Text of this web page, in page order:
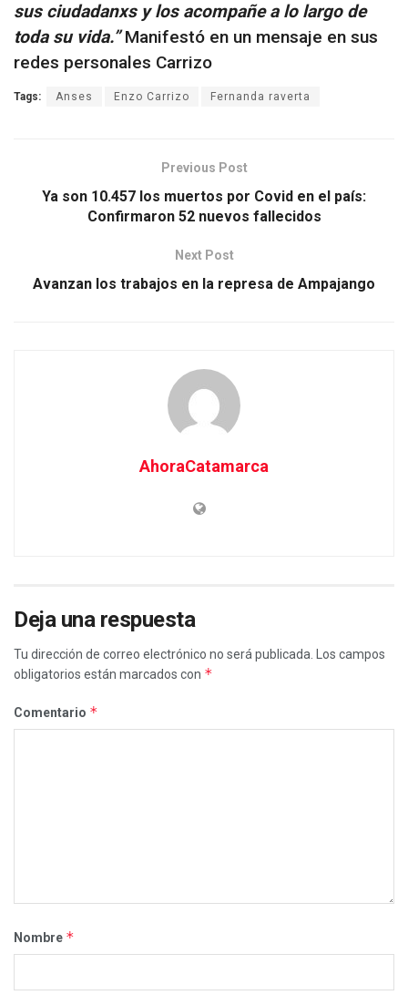
sus ciudadanxs y los acompañe a lo largo de
toda su vida.” Manifestó en un mensaje en sus
redes personales Carrizo
Tags: Anses Enzo Carrizo Fernanda raverta
Previous Post
Ya son 10.457 los muertos por Covid en el país:
Confirmaron 52 nuevos fallecidos
Next Post
Avanzan los trabajos en la represa de Ampajango
AhoraCatamarca
Deja una respuesta
Tu dirección de correo electrónico no será publicada.
Los campos
obligatorios están marcados con *
Comentario *
Nombre *